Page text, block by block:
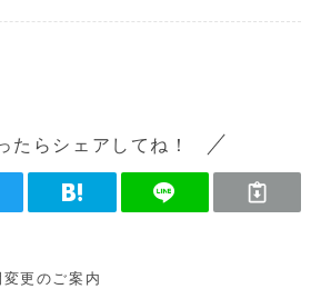
たらシェアしてね！
更のご案内